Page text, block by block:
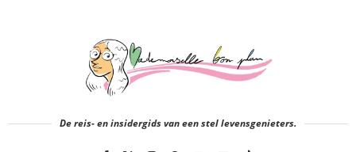
De reis- en insidergids van een stel levensgenieters.